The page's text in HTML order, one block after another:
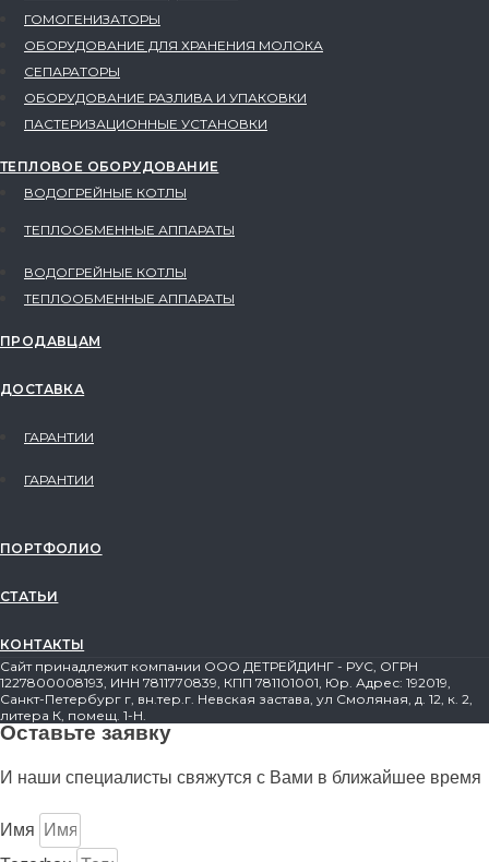
ГОМОГЕНИЗАТОРЫ
ОБОРУДОВАНИЕ ДЛЯ ХРАНЕНИЯ МОЛОКА
СЕПАРАТОРЫ
ОБОРУДОВАНИЕ РАЗЛИВА И УПАКОВКИ
ПАСТЕРИЗАЦИОННЫЕ УСТАНОВКИ
ТЕПЛОВОЕ ОБОРУДОВАНИЕ
ВОДОГРЕЙНЫЕ КОТЛЫ
ТЕПЛООБМЕННЫЕ АППАРАТЫ
ВОДОГРЕЙНЫЕ КОТЛЫ
ТЕПЛООБМЕННЫЕ АППАРАТЫ
ПРОДАВЦАМ
ДОСТАВКА
ГАРАНТИИ
ГАРАНТИИ
ПОРТФОЛИО
СТАТЬИ
КОНТАКТЫ
Сайт принадлежит компании ООО ДЕТРЕЙДИНГ - РУС, ОГРН
1227800008193, ИНН 7811770839, КПП 781101001, Юр. Адрес: 192019,
Санкт-Петербург г, вн.тер.г. Невская застава, ул Смоляная, д. 12, к. 2,
литера К, помещ. 1-Н.
Оставьте заявку
И наши специалисты свяжутся с Вами в ближайшее время
Имя